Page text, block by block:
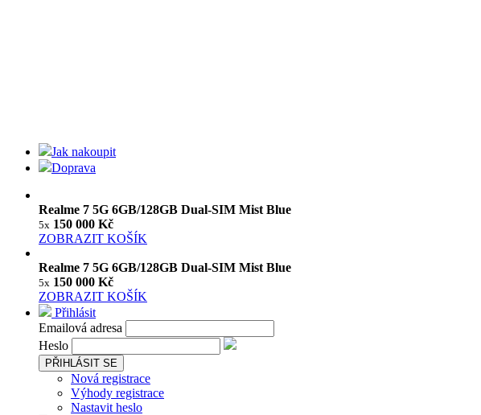
Jak nakoupit
Doprava
Realme 7 5G 6GB/128GB Dual-SIM Mist Blue
5x 150 000 Kč
ZOBRAZIT KOŠÍK
Realme 7 5G 6GB/128GB Dual-SIM Mist Blue
5x 150 000 Kč
ZOBRAZIT KOŠÍK
Přihlásit
Emailová adresa
Heslo
PŘIHLÁSIT SE
Nová registrace
Výhody registrace
Nastavit heslo